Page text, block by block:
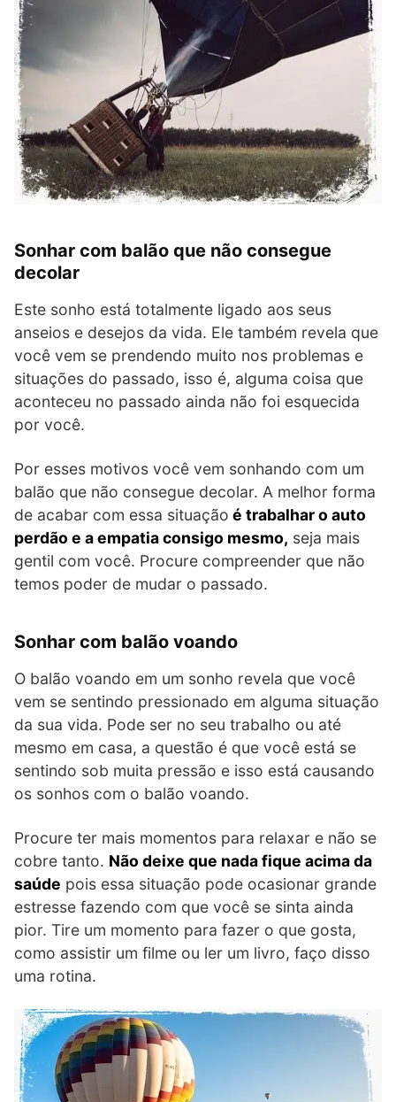
Sonhar com balão que não consegue
decolar
Este sonho está totalmente ligado aos seus
anseios e desejos da vida. Ele também revela que
você vem se prendendo muito nos problemas e
situações do passado, isso é, alguma coisa que
aconteceu no passado ainda não foi esquecida
por você.
Por esses motivos você vem sonhando com um
balão que não consegue decolar. A melhor forma
de acabar com essa situação é trabalhar o auto
perdão e a empatia consigo mesmo, seja mais
gentil com você. Procure compreender que não
temos poder de mudar o passado.
Sonhar com balão voando
O balão voando em um sonho revela que você
vem se sentindo pressionado em alguma situação
da sua vida. Pode ser no seu trabalho ou até
mesmo em casa, a questão é que você está se
sentindo sob muita pressão e isso está causando
os sonhos com o balão voando.
Procure ter mais momentos para relaxar e não se
cobre tanto. Não deixe que nada fique acima da
saúde pois essa situação pode ocasionar grande
estresse fazendo com que você se sinta ainda
pior. Tire um momento para fazer o que gosta,
como assistir um filme ou ler um livro, faço disso
uma rotina.